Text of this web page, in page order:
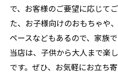
で、お客様のご要望に応じて
た、お子様向けのおもちゃや
ペースなどもあるので、家族
当店は、子供から大人まで楽
です。ぜひ、お気軽にお立ち寄